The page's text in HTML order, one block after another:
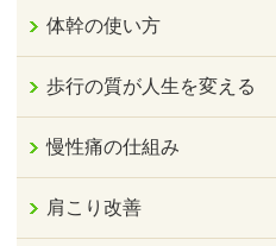
体幹の使い方
歩行の質が人生を変える
慢性痛の仕組み
肩こり改善